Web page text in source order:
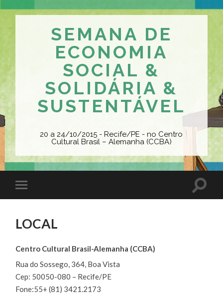
SEMANA DE
ECONOMIA
SOCIAL &
SOLIDÁRIA &
SUSTENTÁVEL
20 a 24/10/2015 - Recife/PE - no Centro
Cultural Brasil – Alemanha (CCBA)
LOCAL
Centro Cultural Brasil-Alemanha (CCBA)
Rua do Sossego, 364, Boa Vista
Cep: 50050-080 – Recife/PE
Fone:55+ (81) 3421.2173